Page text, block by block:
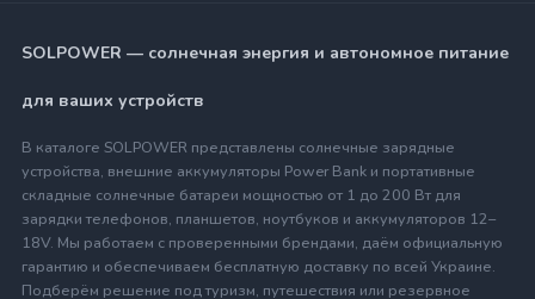
SOLPOWER — солнечная энергия и автономное питание
для ваших устройств
В каталоге SOLPOWER представлены солнечные зарядные
устройства, внешние аккумуляторы Power Bank и портативные
складные солнечные батареи мощностью от 1 до 200 Вт для
зарядки телефонов, планшетов, ноутбуков и аккумуляторов 12–
18V. Мы работаем с проверенными брендами, даём официальную
гарантию и обеспечиваем бесплатную доставку по всей Украине.
Подберём решение под туризм, путешествия или резервное